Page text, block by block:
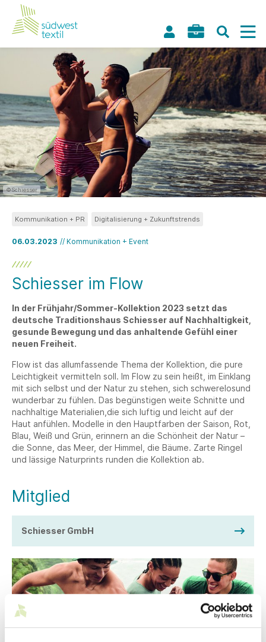
©Schiesser
06.03.2023 // Kommunikation + Event
Kommunikation + PR Digitalisierung + Zukunftstrends
Schiesser im Flow
In der Frühjahr/Sommer-Kollektion 2023 setzt das
deutsche Traditionshaus Schiesser auf Nachhaltigkeit,
gesunde Bewegung und das anhaltende Gefühl einer
neuen Freiheit.
Flow ist das allumfassende Thema der Kollektion, die pure
Leichtigkeit vermitteln soll. Im Flow zu sein heißt, im Einklang
mit sich selbst und der Natur zu stehen, sich schwerelosund
wunderbar zu fühlen. Das begünstigen weite Schnitte und
nachhaltige Materialien,die sich luftig und leicht auf der
Haut anfühlen. Modelle in den Hauptfarben der Saison, Rot,
Blau, Weiß und Grün, erinnern an die Schönheit der Natur –
die Sonne, das Meer, der Himmel, die Bäume. Zarte Ringel
und lässige Naturprints runden die Kollektion ab.
Mitglied
Schiesser GmbH